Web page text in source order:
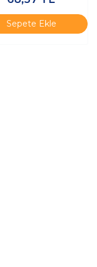
Sepete Ekle